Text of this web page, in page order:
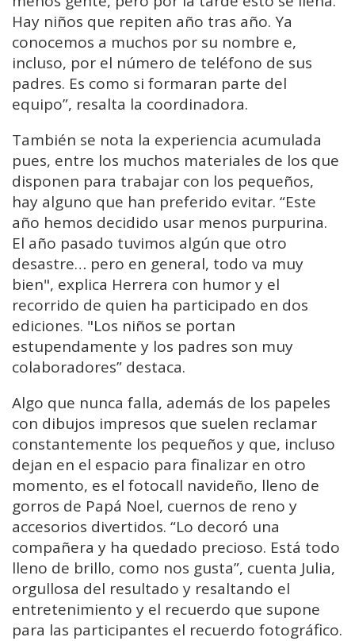
Hay niños que repiten año tras año. Ya
conocemos a muchos por su nombre e,
incluso, por el número de teléfono de sus
padres. Es como si formaran parte del
equipo”, resalta la coordinadora.
También se nota la experiencia acumulada
pues, entre los muchos materiales de los que
disponen para trabajar con los pequeños,
hay alguno que han preferido evitar. “Este
año hemos decidido usar menos purpurina.
El año pasado tuvimos algún que otro
desastre… pero en general, todo va muy
bien", explica Herrera con humor y el
recorrido de quien ha participado en dos
ediciones. "Los niños se portan
estupendamente y los padres son muy
colaboradores” destaca.
Algo que nunca falla, además de los papeles
con dibujos impresos que suelen reclamar
constantemente los pequeños y que, incluso
dejan en el espacio para finalizar en otro
momento, es el fotocall navideño, lleno de
gorros de Papá Noel, cuernos de reno y
accesorios divertidos. “Lo decoró una
compañera y ha quedado precioso. Está todo
lleno de brillo, como nos gusta”, cuenta Julia,
orgullosa del resultado y resaltando el
entretenimiento y el recuerdo que supone
para las participantes el recuerdo fotográfico.